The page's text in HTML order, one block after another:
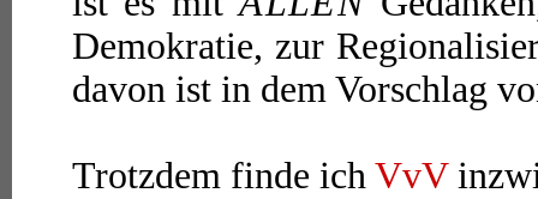
Demokratie, zur
davon ist in dem Vorschlag
Trotzdem finde ich VvV